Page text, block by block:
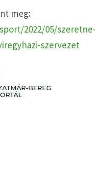
meg:
2022/05/szeretne-
szervezet